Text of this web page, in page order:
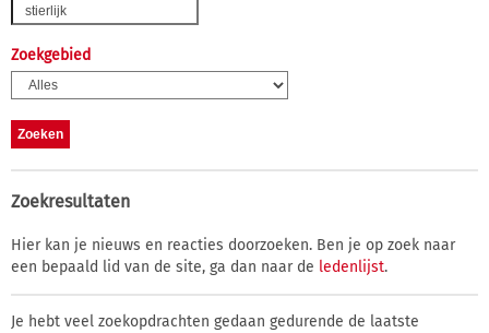
Zoekgebied
Zoekresultaten
Hier kan je nieuws en reacties doorzoeken. Ben je op zoek naar
een bepaald lid van de site, ga dan naar de ledenlijst.
Je hebt veel zoekopdrachten gedaan gedurende de laatste